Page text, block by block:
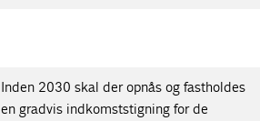
Inden 2030 skal der opnås og fastholdes
en gradvis indkomststigning for de